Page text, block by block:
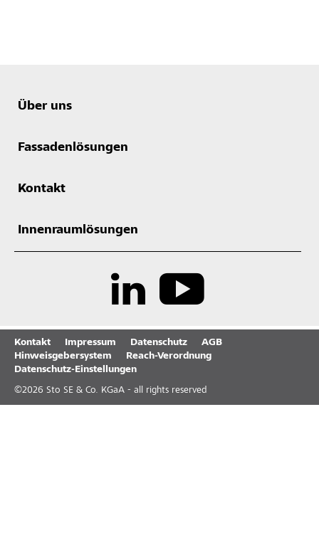
Über uns
Fassadenlösungen
Kontakt
Innenraumlösungen
Kontakt Impressum Datenschutz
AGB
Hinweisgebersystem
Reach-Verordnung
Datenschutz-Einstellungen
©2026 Sto SE & Co. KGaA - all rights reserved